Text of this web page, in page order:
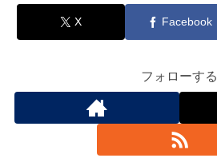
X Facebook
フォローする